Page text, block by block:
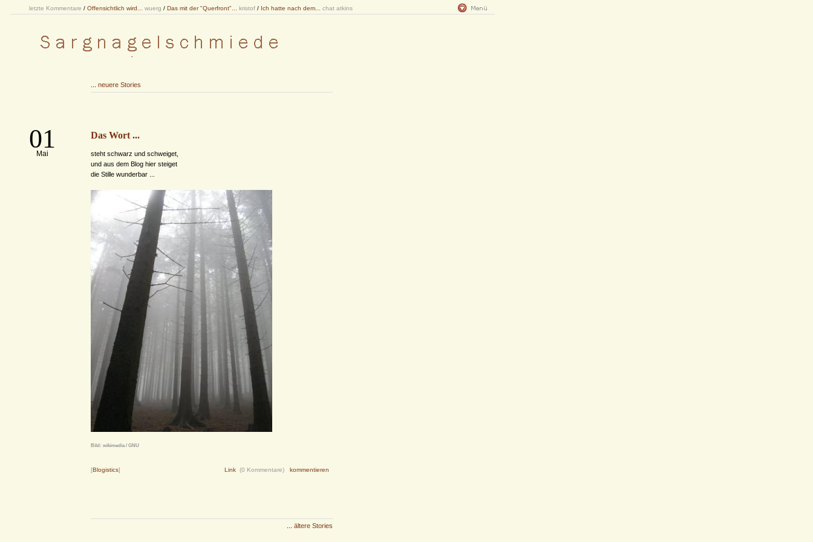
letzte Kommentare / Offensichtlich wird... wuerg / Das mit der "Querfront"... kristof / Ich hatte nach dem... chat atkins
neuere Stories
01
Mai
Das Wort ...
steht schwarz und schweiget,
und aus dem Blog hier steiget
die Stille wunderbar ...
Bild: wikimedia / GNU
[Blogistics] Link (0 Kommentare) kommentieren
ältere Stories